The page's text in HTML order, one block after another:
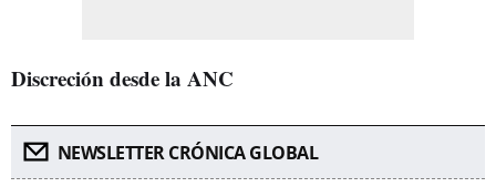
Discreción desde la ANC
NEWSLETTER CRÓNICA GLOBAL